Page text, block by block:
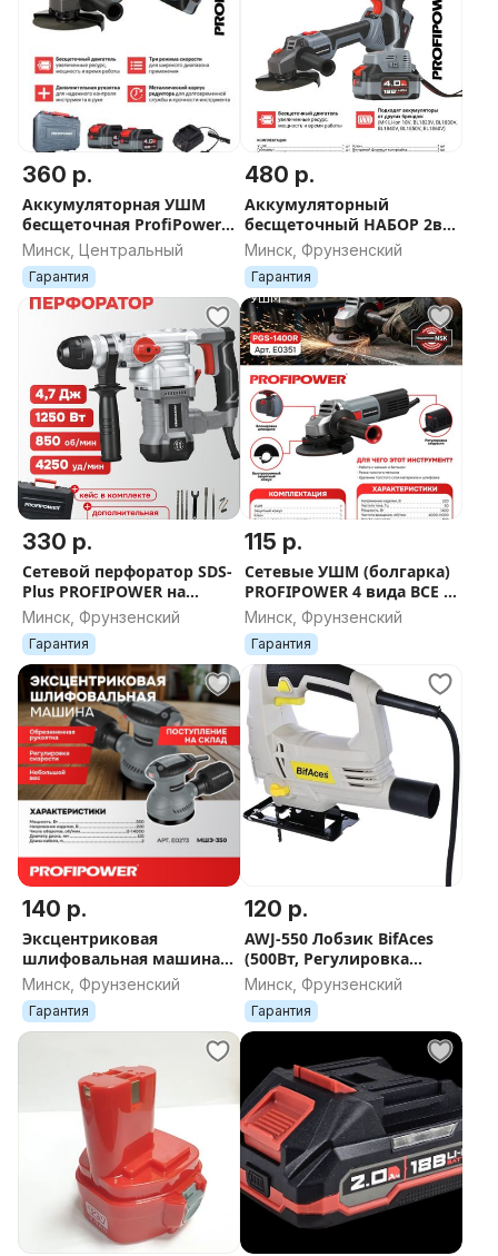
360 р.
Аккумуляторная УШМ
бесщеточная ProfiPower
MKDGA-18V
Минск, Центральный
Гарантия
480 р.
Аккумуляторный
бесщеточный НАБОР 2в1
УШМ E0080 и гайковерт
E0081
Минск, Фрунзенский
Гарантия
330 р.
Сетевой перфоратор SDS-
Plus PROFIPOWER на
4,7Дж и 7Дж
(вертикальный,
3режима)
Минск, Фрунзенский
Гарантия
115 р.
Сетевые УШМ (болгарка)
PROFIPOWER 4 вида ВСЕ с
регулировкой оборотов
Минск, Фрунзенский
Гарантия
140 р.
Эксцентриковая
шлифовальная машина
E0273 PROFIPOWER
МШЭ-350 (до 14000 об/
мин, диск 125 мм)
Минск, Фрунзенский
Гарантия
120 р.
AWJ-550 Лобзик BifAces
(500Вт, Регулировка
оборотов, плавный пуск,
быстросъем, в коробке)
Минск, Фрунзенский
Гарантия